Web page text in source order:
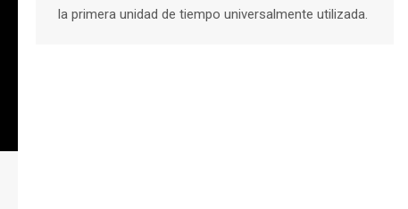
la primera unidad de tiempo universalmente utilizada.